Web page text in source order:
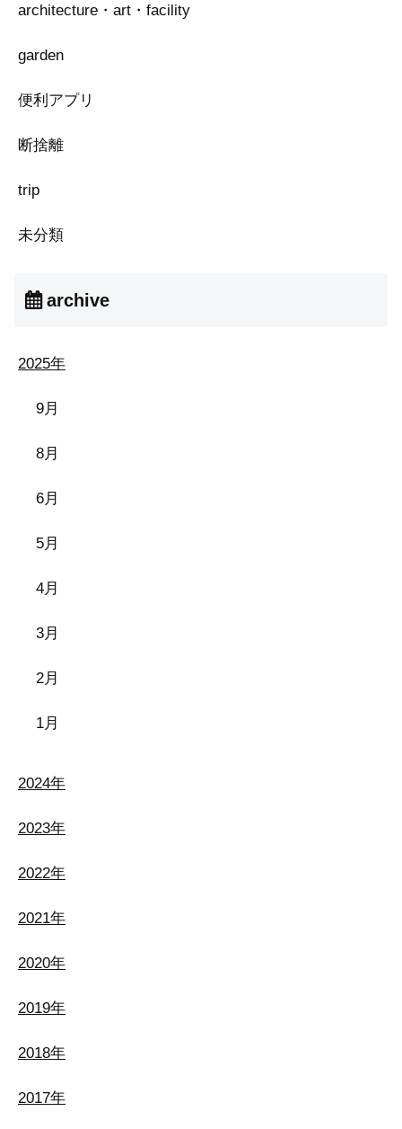
architecture・art・facility
garden
便利アプリ
断捨離
trip
未分類
archive
2025年
9月
8月
6月
5月
4月
3月
2月
1月
2024年
2023年
2022年
2021年
2020年
2019年
2018年
2017年